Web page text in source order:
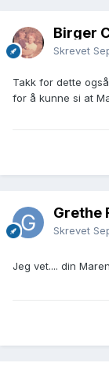
Birger
Skrevet
Takk for dette
for å kunne si at
Grethe
Skrevet
Jeg vet.... din